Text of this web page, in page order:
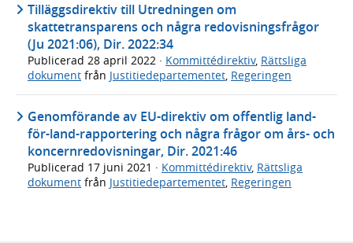
Tilläggsdirektiv till Utredningen om
skattetransparens och några redovisningsfrågor
(Ju 2021:06), Dir. 2022:34
Publicerad 28 april 2022 · Kommittédirektiv, Rättsliga
dokument från Justitiedepartementet, Regeringen
Genomförande av EU-direktiv om offentlig land-
för-land-rapportering och några frågor om års- och
koncern­redovisningar, Dir. 2021:46
Publicerad 17 juni 2021 · Kommittédirektiv, Rättsliga
dokument från Justitiedepartementet, Regeringen